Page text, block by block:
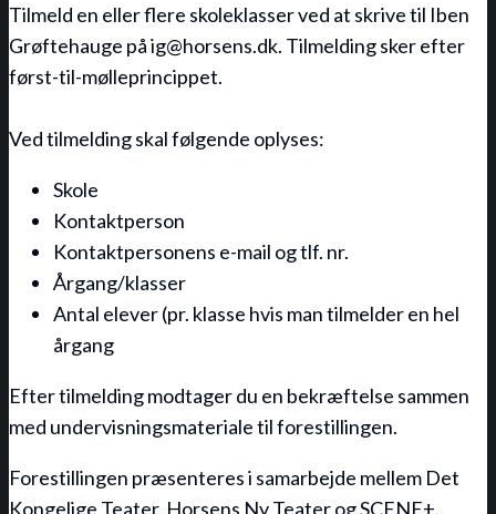
Tilmeld en eller flere skoleklasser ved at skrive til Iben
Grøftehauge på ig@horsens.dk. Tilmelding sker efter
først-til-mølleprincippet.
Ved tilmelding skal følgende oplyses:
Skole
Kontaktperson
Kontaktpersonens e-mail og tlf. nr.
Årgang/klasser
Antal elever (pr. klasse hvis man tilmelder en hel
årgang
Efter tilmelding modtager du en bekræftelse sammen
med undervisningsmateriale til forestillingen.
Forestillingen præsenteres i samarbejde mellem Det
Kongelige Teater, Horsens Ny Teater og SCENE+.